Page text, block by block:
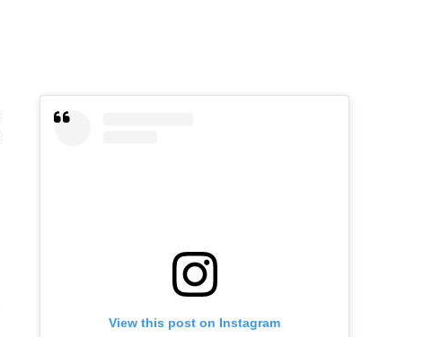
View this post on Instagram